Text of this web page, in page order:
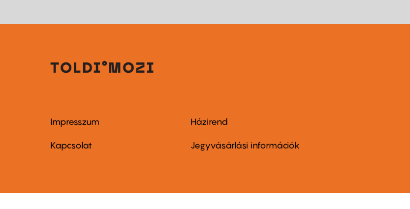
Footer
menu
Impresszum
Kapcsolat
Footer
menu
Házirend
Jegyvásárlási információk